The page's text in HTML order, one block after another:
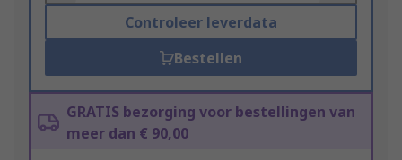
Controleer leverdata
Bestellen
GRATIS bezorging voor bestellingen van
meer dan € 90,00